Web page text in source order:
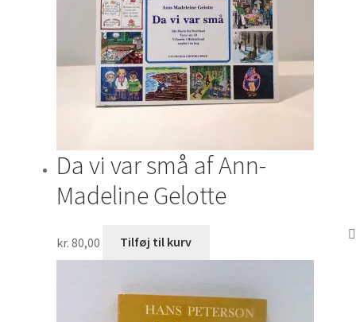
Da vi var små af Ann-
Madeline Gelotte
kr. 80,00 Tilføj til kurv